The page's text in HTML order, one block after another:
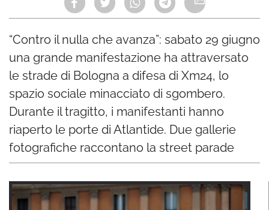
“Contro il nulla che avanza”: sabato 29 giugno
una grande manifestazione ha attraversato
le strade di Bologna a difesa di Xm24, lo
spazio sociale minacciato di sgombero.
Durante il tragitto, i manifestanti hanno
riaperto le porte di Atlantide. Due gallerie
fotografiche raccontano la street parade